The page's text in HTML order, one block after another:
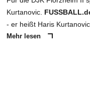
Kurtanovic.
- er heißt Haris Kurtanovic.
Mehr lesen